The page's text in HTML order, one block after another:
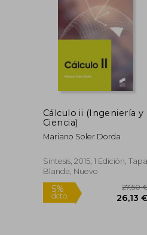
5%
Cálculo ii (Ingeniería y
Ciencia)
Mariano Soler Dorda
Sintesis, 2015, 1 Edición, Tapa
Blanda, Nuevo